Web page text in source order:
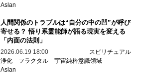
Aslan
人間関係のトラブルは“自分の中の凹”が呼び
寄せる？ 悟り系霊能師が語る現実を変える
「内面の法則」
2026.06.19 18:00
スピリチュアル
浄化
フラクタル 宇宙純粋意識領域
Aslan